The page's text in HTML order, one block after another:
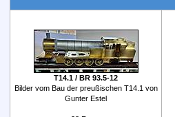
T14.1 / BR 93.5-12
Bilder vom Bau der preußischen T14.1 von
Gunter Estel